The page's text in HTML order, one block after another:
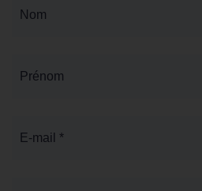
Nom
Prénom
E-mail *